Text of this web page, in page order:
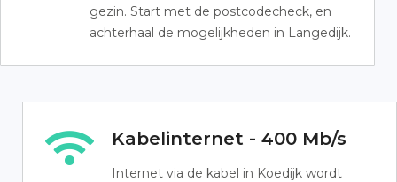
gezin. Start met de postcodecheck, en
achterhaal de mogelijkheden in Langedijk.
Kabelinternet - 400 Mb/s
Internet via de kabel in Koedijk wordt